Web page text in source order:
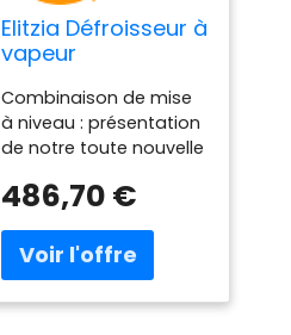
Elitzia Défroisseur à
vapeur
chariot pour soins
du cuir chevelu
Nano pour
hydratation,
traitement des
cheveux secs,
brume vapeur
naturelle, chariot
de placement et
Combinaison de mise
à niveau : présentation
de notre toute nouvelle
combinaison unique de
chariot est fabriqué en
acier inoxydable, qui
est plus durable et
486,70 €